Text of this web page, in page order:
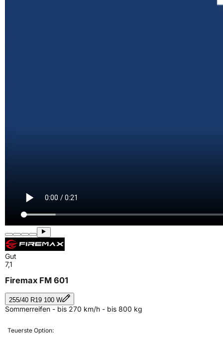
Gut
7,1
Firemax FM 601
255/40 R19 100 W
Sommerreifen - bis 270 km/h - bis 800 kg
Teuerste Option: